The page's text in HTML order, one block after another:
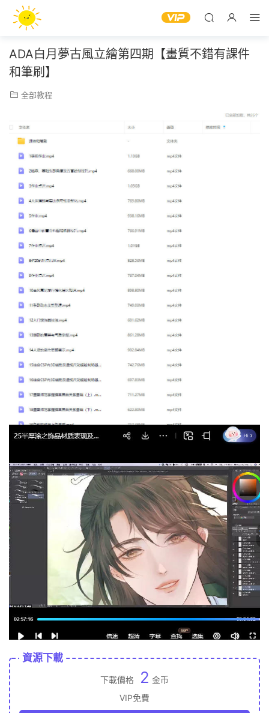
ADA白月夢古風立繪第四期【畫質不錯有課件
和筆刷】
全部教程
資源下載
下載價格 2 金币
VIP免費